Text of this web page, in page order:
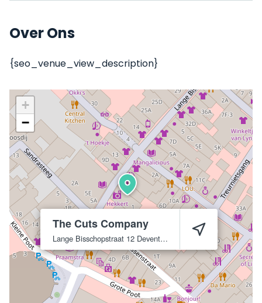
Over Ons
{seo_venue_view_description}
The Cuts Company
Lange Bisschopstraat 12 Deventer 7411 KK
+
−